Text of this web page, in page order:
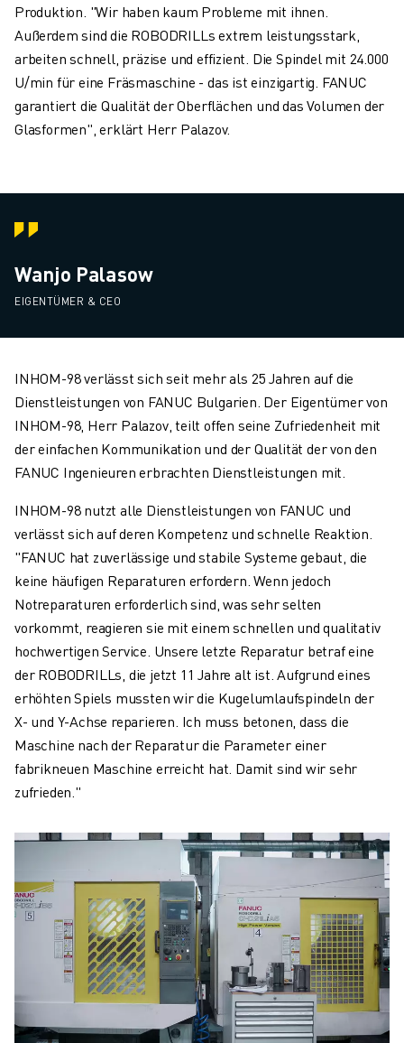
Produktion. "Wir haben kaum Probleme mit ihnen.
Außerdem sind die ROBODRILLs extrem leistungsstark,
arbeiten schnell, präzise und effizient. Die Spindel mit 24.000
U/min für eine Fräsmaschine - das ist einzigartig. FANUC
garantiert die Qualität der Oberflächen und das Volumen der
Glasformen", erklärt Herr Palazov.
Wanjo Palasow
EIGENTÜMER & CEO
INHOM-98 verlässt sich seit mehr als 25 Jahren auf die
Dienstleistungen von FANUC Bulgarien. Der Eigentümer von
INHOM-98, Herr Palazov, teilt offen seine Zufriedenheit mit
der einfachen Kommunikation und der Qualität der von den
FANUC Ingenieuren erbrachten Dienstleistungen mit.
INHOM-98 nutzt alle Dienstleistungen von FANUC und
verlässt sich auf deren Kompetenz und schnelle Reaktion.
"FANUC hat zuverlässige und stabile Systeme gebaut, die
keine häufigen Reparaturen erfordern. Wenn jedoch
Notreparaturen erforderlich sind, was sehr selten
vorkommt, reagieren sie mit einem schnellen und qualitativ
hochwertigen Service. Unsere letzte Reparatur betraf eine
der ROBODRILLs, die jetzt 11 Jahre alt ist. Aufgrund eines
erhöhten Spiels mussten wir die Kugelumlaufspindeln der
X- und Y-Achse reparieren. Ich muss betonen, dass die
Maschine nach der Reparatur die Parameter einer
fabrikneuen Maschine erreicht hat. Damit sind wir sehr
zufrieden."